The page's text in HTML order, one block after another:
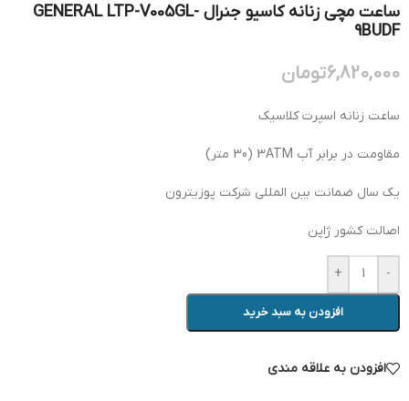
ساعت مچی زنانه کاسیو جنرال GENERAL LTP-V005GL-
9BUDF
6,820,000تومان
ساعت زنانه اسپرت کلاسیک
مقاومت در برابر آب 3ATM (30 متر)
یک سال ضمانت بین المللی شرکت پوزیترون
اصالت کشور ژاپن
-
+
افزودن به سبد خرید
افزودن به علاقه مندی